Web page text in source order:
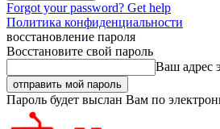
Forgot your password? Get help
Политика конфиденциальности
восстановление пароля
Восстановите свой пароль
Ваш адрес
Пароль будет выслан Вам по